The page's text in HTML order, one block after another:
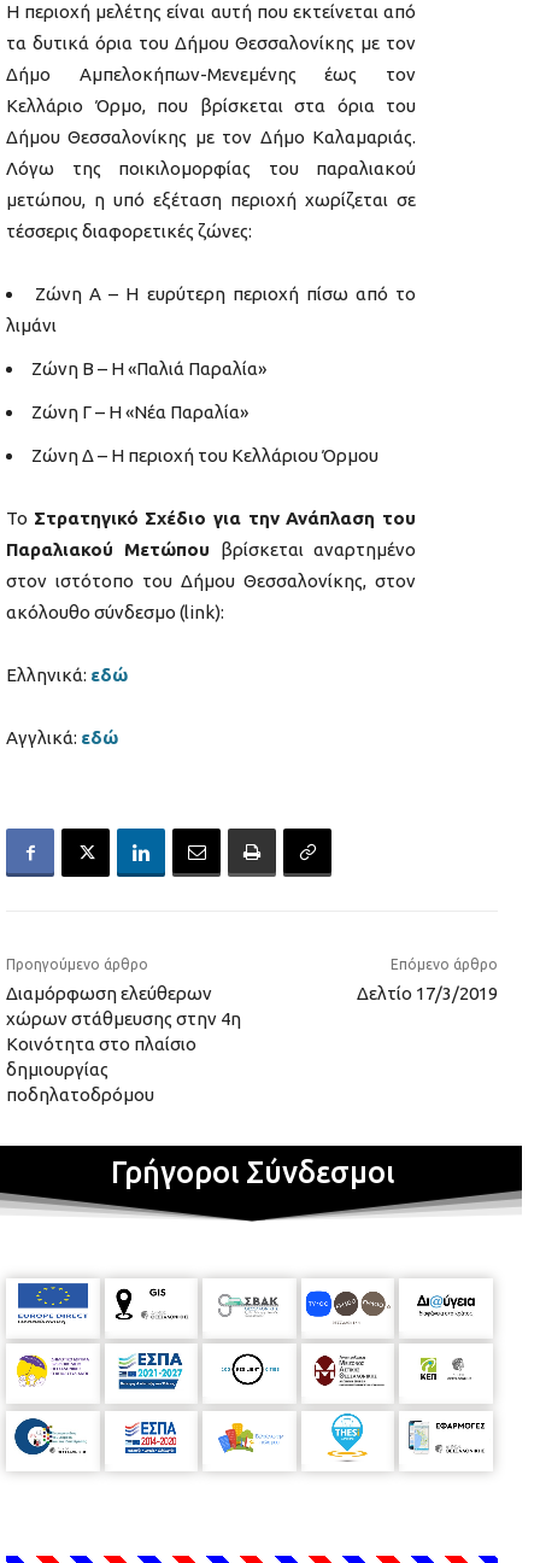
Η περιοχή μελέτης είναι αυτή που εκτείνεται από
τα δυτικά όρια του Δήμου Θεσσαλονίκης με τον
Δήμο Αμπελοκήπων-Μενεμένης έως τον
Κελλάριο Όρμο, που βρίσκεται στα όρια του
Δήμου Θεσσαλονίκης με τον Δήμο Καλαμαριάς.
Λόγω της ποικιλομορφίας του παραλιακού
μετώπου, η υπό εξέταση περιοχή χωρίζεται σε
τέσσερις διαφορετικές ζώνες:
Ζώνη Α – Η ευρύτερη περιοχή πίσω από το
λιμάνι
Ζώνη Β – Η «Παλιά Παραλία»
Ζώνη Γ – Η «Νέα Παραλία»
Ζώνη Δ – Η περιοχή του Κελλάριου Όρμου
Το Στρατηγικό Σχέδιο για την Ανάπλαση του
Παραλιακού Μετώπου βρίσκεται αναρτημένο
στον ιστότοπο του Δήμου Θεσσαλονίκης, στον
ακόλουθο σύνδεσμο (link):
Ελληνικά: εδώ
Αγγλικά: εδώ
Προηγούμενο άρθρο
Διαμόρφωση ελεύθερων
χώρων στάθμευσης στην 4η
Κοινότητα στο πλαίσιο
δημιουργίας
ποδηλατοδρόμου
Επόμενο άρθρο
Δελτίο 17/3/2019
Γρήγοροι Σύνδεσμοι